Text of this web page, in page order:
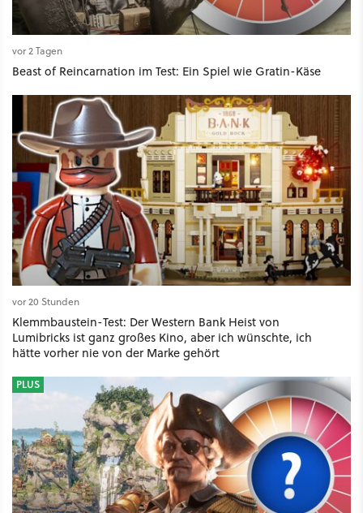
vor 2 Tagen
Beast of Reincarnation im Test: Ein Spiel wie Gratin-Käse
vor 20 Stunden
Klemmbaustein-Test: Der Western Bank Heist von
Lumibricks ist ganz großes Kino, aber ich wünschte, ich
hätte vorher nie von der Marke gehört
PLUS